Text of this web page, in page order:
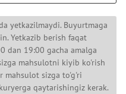
yetkazilmaydi. Buyurtmaga
Yetkazib berish faqat
dan 19:00 gacha amalga
mahsulotni kiyib ko'rish
mahsulot sizga to'g'ri
qaytarishingiz kerak.